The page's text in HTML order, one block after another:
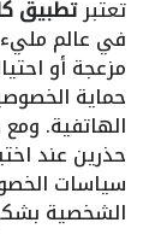
تعتبرتطبيق
في عالم مليء
مزعجة أو
حماية
الهاتفية.
حذرين عند
سياسات
الشخصية